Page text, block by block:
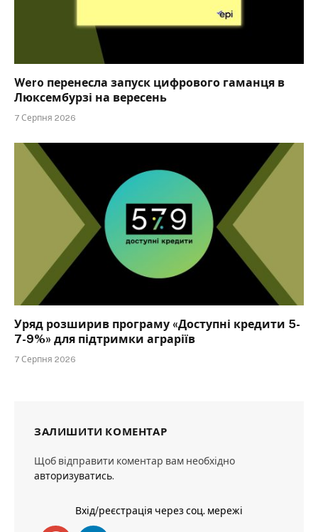
Wero перенесла запуск цифрового гаманця в
Люксембурзі на вересень
7 Серпня 2026
Уряд розширив програму «Доступні кредити 5-
7-9%» для підтримки аграріїв
7 Серпня 2026
ЗАЛИШИТИ КОМЕНТАР
Щоб відправити коментар вам необхідно
авторизуватись.
Вхід/реєстрація через соц. мережі